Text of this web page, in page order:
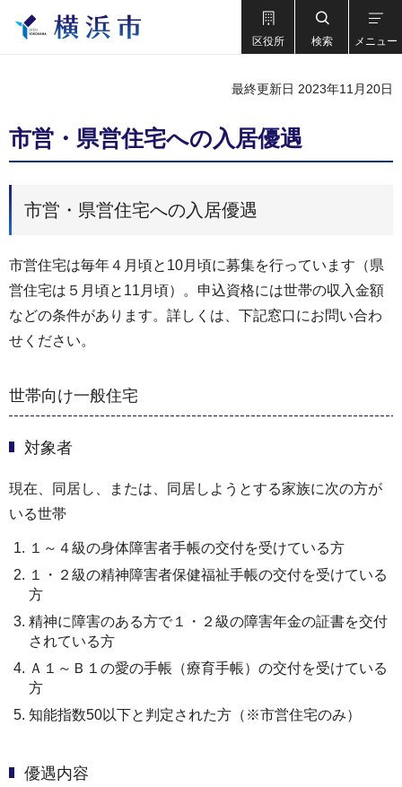
区役所 検索 メニュー
最終更新日 2023年11月20日
市営・県営住宅への入居優遇
市営・県営住宅への入居優遇
市営住宅は毎年４月頃と10月頃に募集を行っています（県
営住宅は５月頃と11月頃）。申込資格には世帯の収入金額
などの条件があります。詳しくは、下記窓口にお問い合わ
せください。
世帯向け一般住宅
対象者
現在、同居し、または、同居しようとする家族に次の方が
いる世帯
１～４級の身体障害者手帳の交付を受けている方
１・２級の精神障害者保健福祉手帳の交付を受けている
方
精神に障害のある方で１・２級の障害年金の証書を交付
されている方
Ａ１～Ｂ１の愛の手帳（療育手帳）の交付を受けている
方
知能指数50以下と判定された方（※市営住宅のみ）
優遇内容